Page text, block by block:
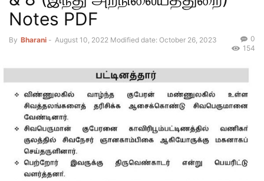
Notes PDF
By Bharani - August 10, 2022 Modified date: October 26, 2023
0
154